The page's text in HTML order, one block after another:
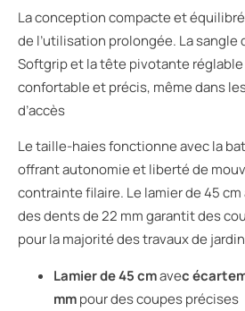
La conception compacte et
de l’utilisation prolongée. La sangle
Softgrip et la tête pivotante
confortable et précis, même dans
d’accès
Le taille-haies fonctionne avec la
offrant autonomie et liberté de
contrainte filaire. Le lamier de 45
des dents de 22 mm garantit des
pour la majorité des travaux de
Lamier de 45 cmavec
mmpour des coupes précises